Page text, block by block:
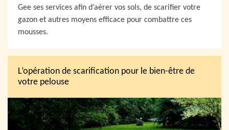
Gee ses services afin d’aérer vos sols, de scarifier votre
gazon et autres moyens efficace pour combattre ces
mousses.
L’opération de scarification pour le bien-être de
votre pelouse